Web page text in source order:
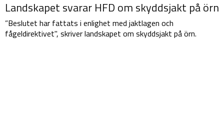
Landskapet svarar HFD om skyddsjakt på örn
”Beslutet har fattats i enlighet med jaktlagen och
fågeldirektivet", skriver landskapet om skyddsjakt på örn.